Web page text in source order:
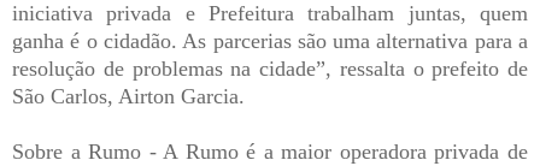
iniciativa privada e Prefeitura trabalham juntas, quem
ganha é o cidadão. As parcerias são uma alternativa para a
resolução de problemas na cidade”, ressalta o prefeito de
São Carlos, Airton Garcia.
Sobre a Rumo - A Rumo é a maior operadora privada de